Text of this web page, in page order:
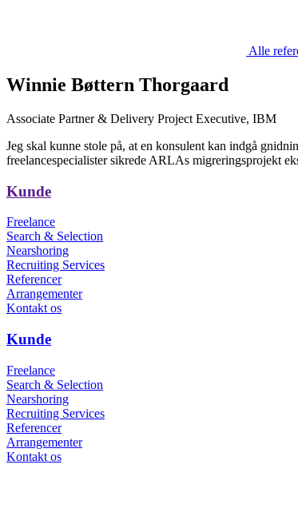
Alle
Winnie Bøttern Thorgaard
Associate Partner & Delivery Project Executive, IBM
Jeg skal kunne stole på, at en konsulent kan indgå
freelancespecialister sikrede ARLAs migreringsprojekt
Kunde
Freelance
Search & Selection
Nearshoring
Recruiting Services
Referencer
Arrangementer
Kontakt os
Kunde
Freelance
Search & Selection
Nearshoring
Recruiting Services
Referencer
Arrangementer
Kontakt os